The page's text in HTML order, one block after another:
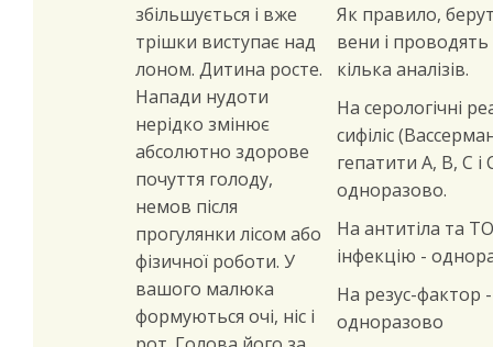
збільшується і вже
трішки виступає над
лоном. Дитина росте.
Напади нудоти
нерідко змінює
абсолютно здорове
почуття голоду,
немов після
прогулянки лісом або
фізичної роботи. У
вашого малюка
формуються очі, ніс і
Як правило,
вени і проводять
кілька аналізів.
На серологічні
сифіліс
гепатити А, В, С і
одноразово.
На антитіла та
інфекцію -
На резус-фактор -
одноразово